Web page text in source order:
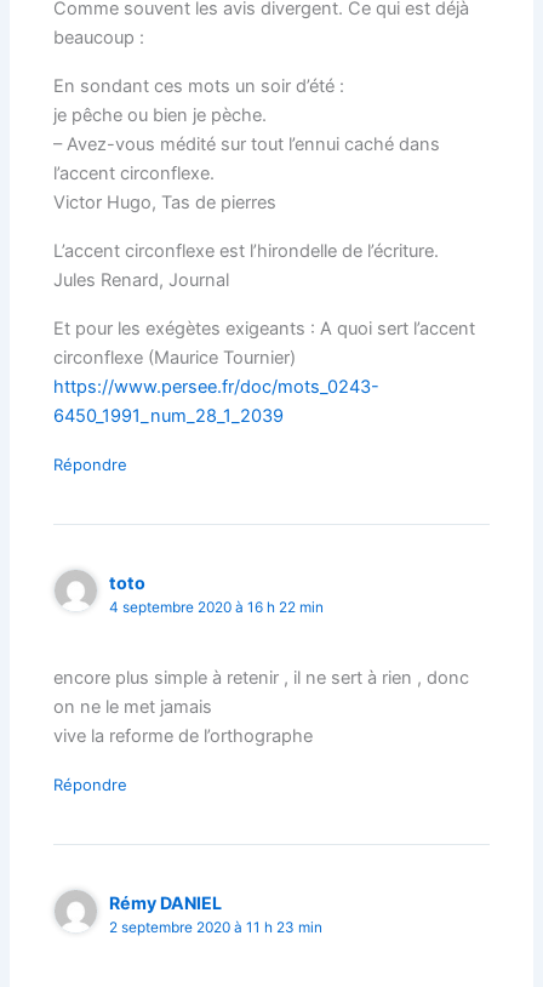
Comme souvent les avis divergent. Ce qui est déjà
beaucoup :
En sondant ces mots un soir d’été :
je pêche ou bien je pèche.
– Avez-vous médité sur tout l’ennui caché dans
l’accent circonflexe.
Victor Hugo, Tas de pierres
L’accent circonflexe est l’hirondelle de l’écriture.
Jules Renard, Journal
Et pour les exégètes exigeants : A quoi sert l’accent
circonflexe (Maurice Tournier)
https://www.persee.fr/doc/mots_0243-
6450_1991_num_28_1_2039
Répondre
toto
4 septembre 2020 à 16 h 22 min
encore plus simple à retenir , il ne sert à rien , donc
on ne le met jamais
vive la reforme de l’orthographe
Répondre
Rémy DANIEL
2 septembre 2020 à 11 h 23 min